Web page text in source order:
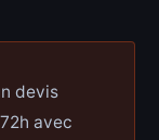
devis
avec